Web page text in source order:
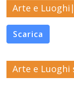
Arte e
Scarica
Arte e Luoghi